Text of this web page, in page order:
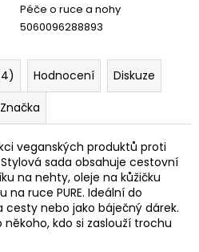
Péče o ruce a nohy
5060096288893
Hodnocení
Diskuze
Značka
veganských produktů proti
sada obsahuje cestovní
na nehty, oleje na kůžičku
na ruce PURE. Ideální do
cesty nebo jako báječný dárek.
kdo si zaslouží trochu